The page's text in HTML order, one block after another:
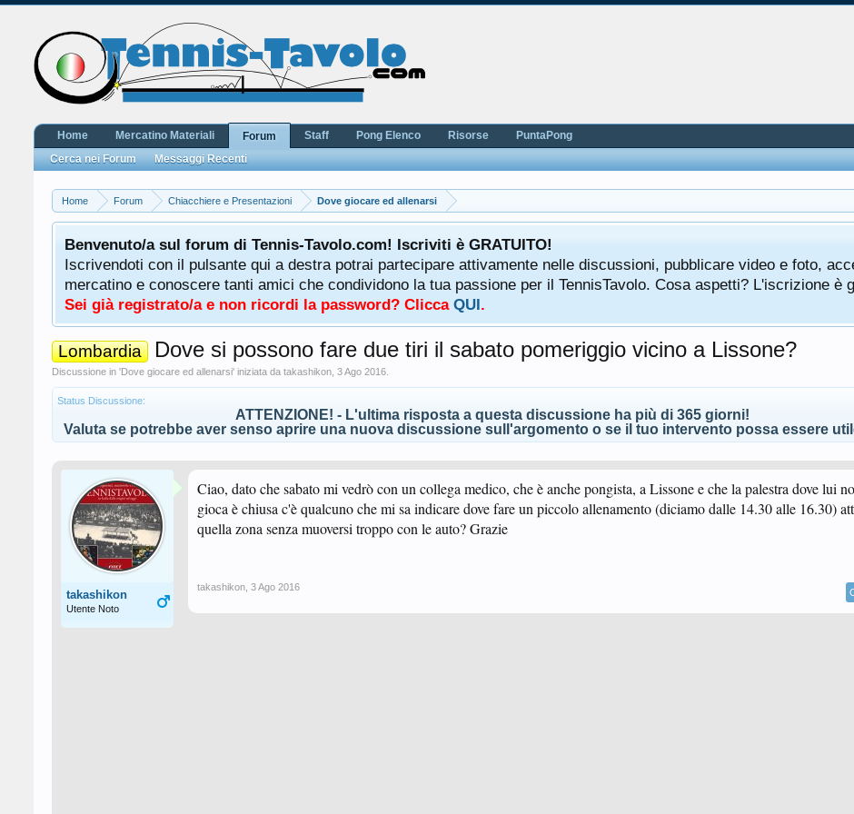
Home Forum Chiacchiere e Presentazioni Dove giocare ed allenarsi
Benvenuto/a sul forum di Tennis-Tavolo.com! Iscriviti è GRATUITO!
Iscrivendoti con il pulsante qui a destra potrai partecipare attivamente nelle discussioni, pubblicare video e foto,
mercatino e conoscere tanti amici che condividono la tua passione per il TennisTavolo. Cosa aspetti? L'iscrizione è
Sei già registrato/a e non ricordi la password? Clicca QUI.
Lombardia Dove si possono fare due tiri il sabato pomeriggio vicino a Lissone?
Discussione in 'Dove giocare ed allenarsi' iniziata da takashikon 3 Ago 2016
Status Discussione:
ATTENZIONE! - L'ultima risposta a questa discussione ha più di 365 giorni!
Valuta se potrebbe aver senso aprire una nuova discussione sull'argomento o se il tuo intervento possa essere
takashikon
Utente Noto
Ciao, dato che sabato mi vedrò con un collega medico, che è anche pongista, a Lissone e che la palestra dove lui
gioca è chiusa c'è qualcuno che mi sa indicare dove fare un piccolo allenamento (diciamo dalle 14.30 alle 16.30)
quella zona senza muoversi troppo con le auto? Grazie
takashikon 3 Ago 2016
Home Mercatino Materiali
Forum
Cerca nei Forum
Messaggi Recenti
Staff Pong Elenco Risorse PuntaPong